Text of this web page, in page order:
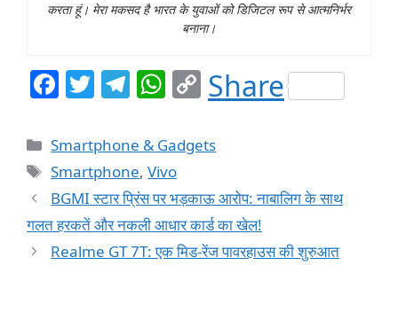
करता हूं। मेरा मकसद है भारत के युवाओं को डिजिटल रूप से आत्मनिर्भर
बनाना।
F
c
e
b
o
o
T
itt
er
T
e
g
ra
m
W
at
s
A
p
p
C
o
p
Li
n
k
Share
Categories
Smartphone & Gadgets
Tags
Smartphone,Vivo
BGMI स्टार प्रिंस पर भड़काऊ आरोप: नाबालिग के साथ
गलत हरकतें और नकली आधार कार्ड का खेल!
Realme GT 7T: एक मिड-रेंज पावरहाउस की शुरुआत